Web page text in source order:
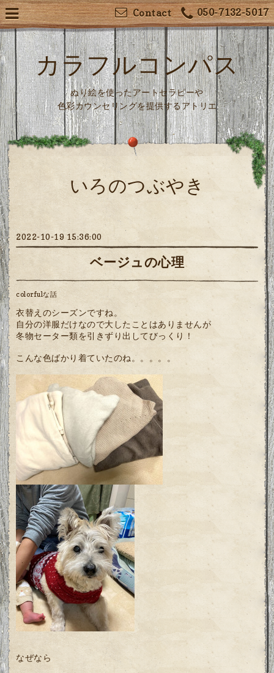
050-7132-5017
Contact
カラフルコンパス
ぬり絵を使ったアートセラピーや
色彩カウンセリングを提供するアトリエ
いろのつぶやき
2022-10-19 15:36:00
ベージュの心理
colorfulな話
衣替えのシーズンですね。
自分の洋服だけなので大したことはありませんが
冬物セーター類を引きずり出してびっくり！
こんな色ばかり着ていたのね。。。。。
なぜなら